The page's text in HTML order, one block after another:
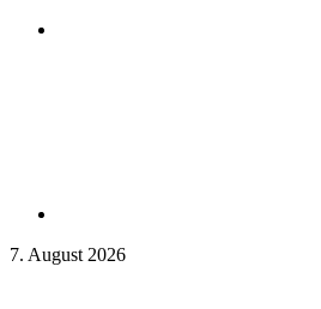
7. August 2026